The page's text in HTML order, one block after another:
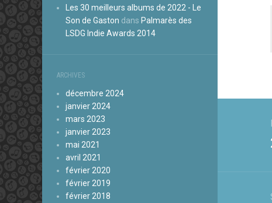
Les 30 meilleurs albums de 2022 - Le
Son de Gaston dans Palmarès des
LSDG Indie Awards 2014
ARCHIVES
décembre 2024
janvier 2024
mars 2023
janvier 2023
mai 2021
avril 2021
février 2020
février 2019
février 2018